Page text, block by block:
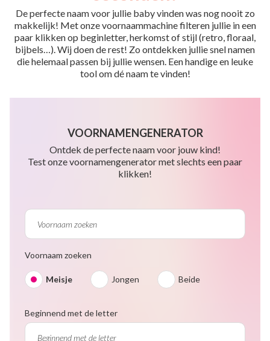
De perfecte naam voor jullie baby vinden was nog nooit zo
makkelijk! Met onze voornaammachine filteren jullie in een
paar klikken op beginletter, herkomst of stijl (retro, floraal,
bijbels…). Wij doen de rest! Zo ontdekken jullie snel namen
die helemaal passen bij jullie wensen. Een handige en leuke
tool om dé naam te vinden!
VOORNAMENGENERATOR
Ontdek de perfecte naam voor jouw kind!
Test onze voornamengenerator met slechts een paar
klikken!
Voornaam zoeken
Meisje Jongen Beide
Beginnend met de letter